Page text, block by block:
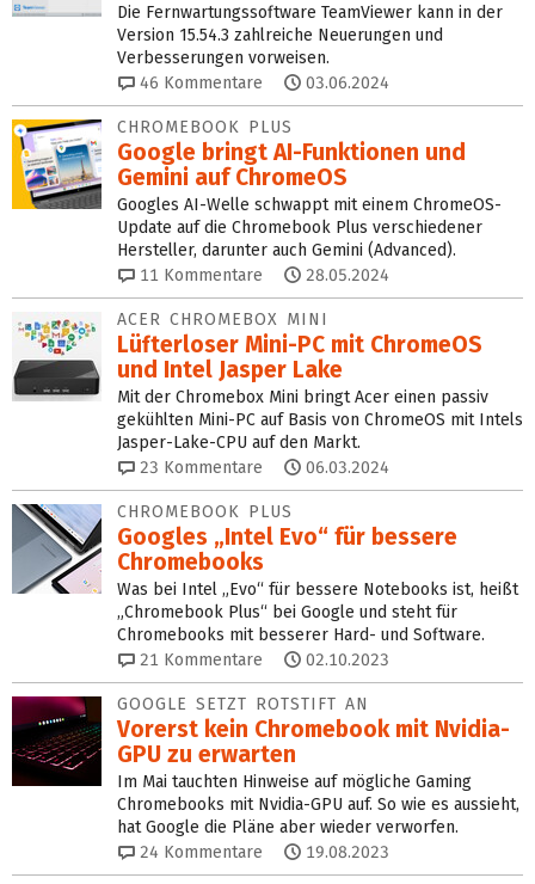
Die Fernwartungssoftware TeamViewer kann in der
Version 15.54.3 zahlreiche Neuerungen und
Verbesserungen vorweisen.
46 Kommentare 03.06.2024
CHROMEBOOK PLUS
Google bringt AI-Funktionen und
Gemini auf ChromeOS
Googles AI-Welle schwappt mit einem ChromeOS-
Update auf die Chromebook Plus verschiedener
Hersteller, darunter auch Gemini (Advanced).
11 Kommentare 28.05.2024
ACER CHROMEBOX MINI
Lüfterloser Mini-PC mit ChromeOS
und Intel Jasper Lake
Mit der Chromebox Mini bringt Acer einen passiv
gekühlten Mini-PC auf Basis von ChromeOS mit Intels
Jasper-Lake-CPU auf den Markt.
23 Kommentare 06.03.2024
CHROMEBOOK PLUS
Googles „Intel Evo“ für bessere
Chromebooks
Was bei Intel „Evo“ für bessere Notebooks ist, heißt
„Chromebook Plus“ bei Google und steht für
Chromebooks mit besserer Hard- und Software.
21 Kommentare 02.10.2023
GOOGLE SETZT ROTSTIFT AN
Vorerst kein Chromebook mit Nvidia-
GPU zu erwarten
Im Mai tauchten Hinweise auf mögliche Gaming
Chromebooks mit Nvidia-GPU auf. So wie es aussieht,
hat Google die Pläne aber wieder verworfen.
24 Kommentare 19.08.2023